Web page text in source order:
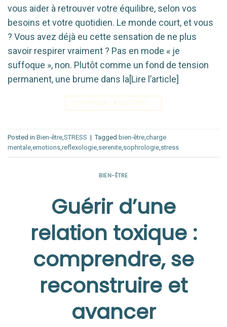
vous aider à retrouver votre équilibre, selon vos
besoins et votre quotidien. Le monde court, et vous
? Vous avez déjà eu cette sensation de ne plus
savoir respirer vraiment ? Pas en mode « je
suffoque », non. Plutôt comme un fond de tension
permanent, une brume dans la[Lire l’article]
Posted in Bien-être,STRESS | Tagged bien-être,charge
mentale,emotions,reflexologie,serenite,sophrologie,stress
BIEN-ÊTRE
Guérir d’une
relation toxique :
comprendre, se
reconstruire et
avancer